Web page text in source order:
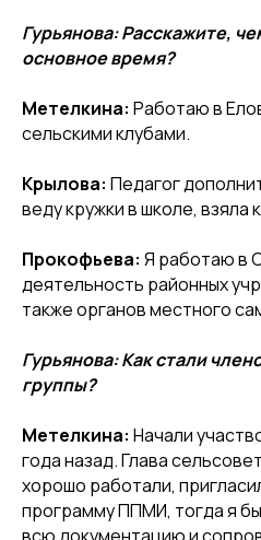
Гурьянова:Расскажите,
основное время?
Метелкина: Работаю в
сельскими клубами.
Крылова: Педагог
веду кружки в школе, взяла
Прокофьева: Я работаю в
деятельность районных
также органов местного
Гурьянова: Как стали
группы?
Метелкина: Начали
года назад. Глава
хорошо работали,
программу ППМИ, тогда я